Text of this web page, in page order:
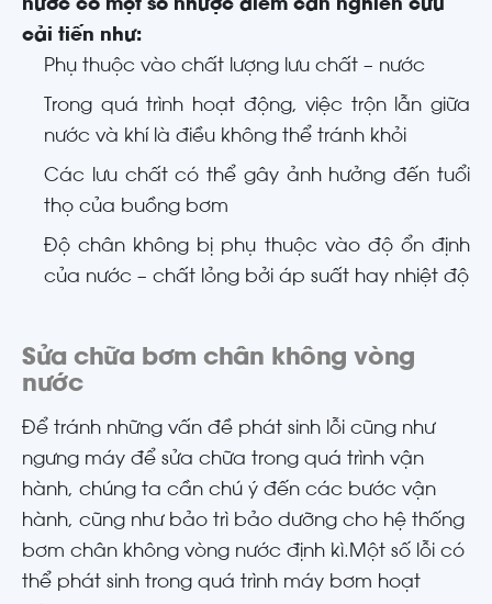
nước có một số nhược điểm cần nghiên cứu
cải tiến như:
Phụ thuộc vào chất lượng lưu chất – nước
Trong quá trình hoạt động, việc trộn lẫn giữa
nước và khí là điều không thể tránh khỏi
Các lưu chất có thể gây ảnh hưởng đến tuổi
thọ của buồng bơm
Độ chân không bị phụ thuộc vào độ ổn định
của nước – chất lỏng bởi áp suất hay nhiệt độ
Sửa chữa bơm chân không vòng
nước
Để tránh những vấn đề phát sinh lỗi cũng như
ngưng máy để sửa chữa trong quá trình vận
hành, chúng ta cần chú ý đến các bước vận
hành, cũng như bảo trì bảo dưỡng cho hệ thống
bơm chân không vòng nước định kì.Một số lỗi có
thể phát sinh trong quá trình máy bơm hoạt